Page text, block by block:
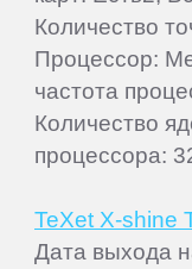
Количество
Процессор:
частота
Количество
процессора:
TeXet X-shine
Дата выхода